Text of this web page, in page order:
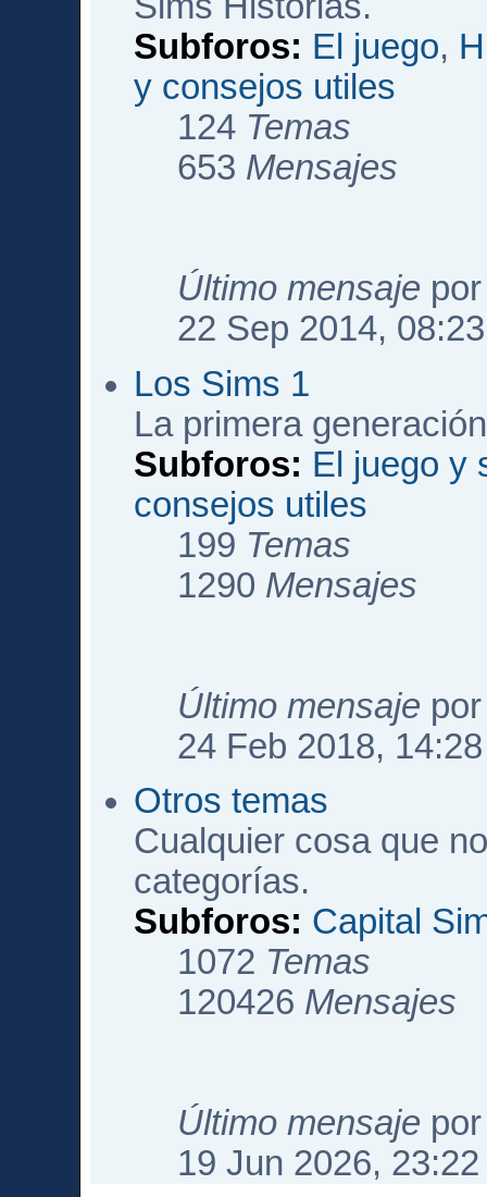
Subforos: El juego,
y consejos utiles
124 Temas
653 Mensajes
Último mensaje
22 Sep 2014, 08:23
Los Sims 1
La primera
Subforos: El juego y
consejos utiles
199 Temas
1290 Mensajes
Último mensaje
24 Feb 2018, 14:28
Otros temas
Cualquier cosa que
categorías.
Subforos: Capital
1072 Temas
120426 Mensajes
Último mensaje
19 Jun 2026, 23:22